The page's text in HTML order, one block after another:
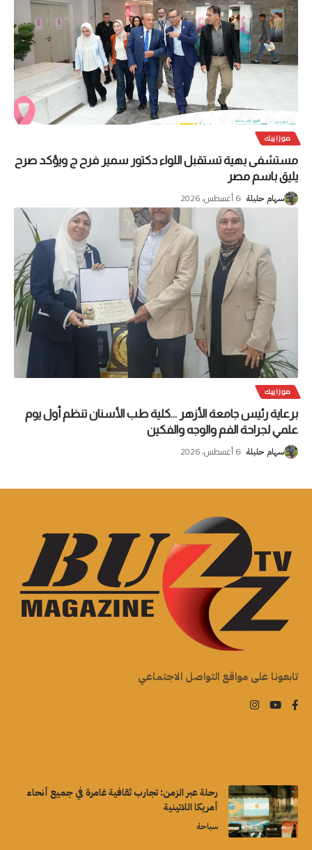
موزاييك
مستشفى بهية تستقبل اللواء دكتور سمير فرح ج ويؤكد صرح
يليق باسم مصر
سهام حليلة 6 أغسطس، 2026
موزاييك
برعاية رئيس جامعة الأزهر …كلية طب الأسنان تنظم أول يوم
علمي لجراحة الفم والوجه والفكين
سهام حليلة 6 أغسطس، 2026
تابعونا على مواقع التواصل الاجتماعي
رحلة عبر الزمن: تجارب ثقافية غامرة في جميع أنحاء
أمريكا اللاتينية
سياحة